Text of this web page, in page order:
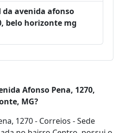
da avenida afonso
belo horizonte mg
Afonso Pena, 1270,
MG?
1270 - Correios - Sede